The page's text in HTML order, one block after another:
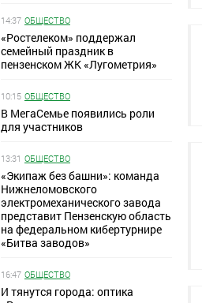
14:37 ОБЩЕСТВО
«Ростелеком» поддержал
семейный праздник в
пензенском ЖК «Лугометрия»
10:15 ОБЩЕСТВО
В МегаСемье появились роли
для участников
13:31 ОБЩЕСТВО
«Экипаж без башни»: команда
Нижнеломовского
электромеханического завода
представит Пензенскую область
на федеральном кибертурнире
«Битва заводов»
16:47 ОБЩЕСТВО
И тянутся города: оптика